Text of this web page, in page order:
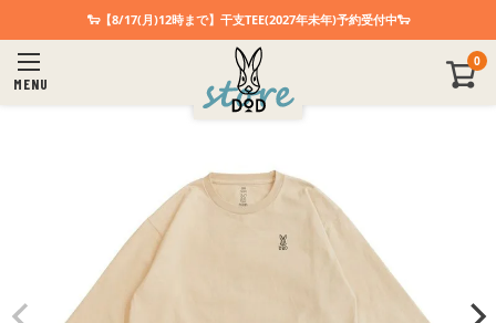
🐑【8/17(月)12時まで】干支TEE(2027年未年)予約受付中🐑
MENU
0